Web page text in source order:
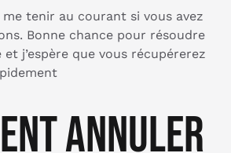
me tenir au courant si vous avez
Bonne chance pour résoudre
j’espère que vous récupérerez
annuler